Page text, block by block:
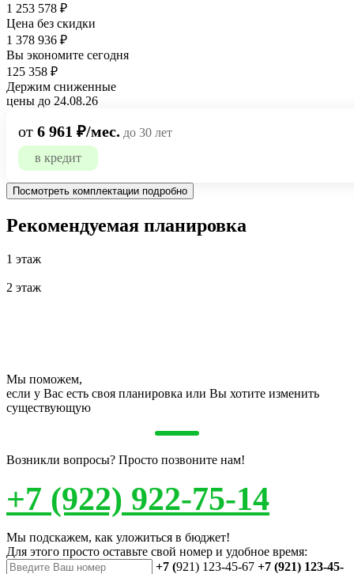
1 253 578 ₽
Цена без скидки
1 378 936 ₽
Вы экономите сегодня
125 358 ₽
Держим сниженные
цены до 24.08.26
от 6 961 ₽/мес. до 30 лет
в кредит
Посмотреть комплектации подробно
Рекомендуемая планировка
1 этаж
2 этаж
Мы поможем,
если у Вас есть своя планировка или Вы хотите изменить
существующую
Возникли вопросы? Просто позвоните нам!
+7 (922) 922-75-14
Мы подскажем, как уложиться в бюджет!
Для этого просто оставьте свой номер и удобное время:
+7 (921) 123-45-67 +7 (921) 123-45-